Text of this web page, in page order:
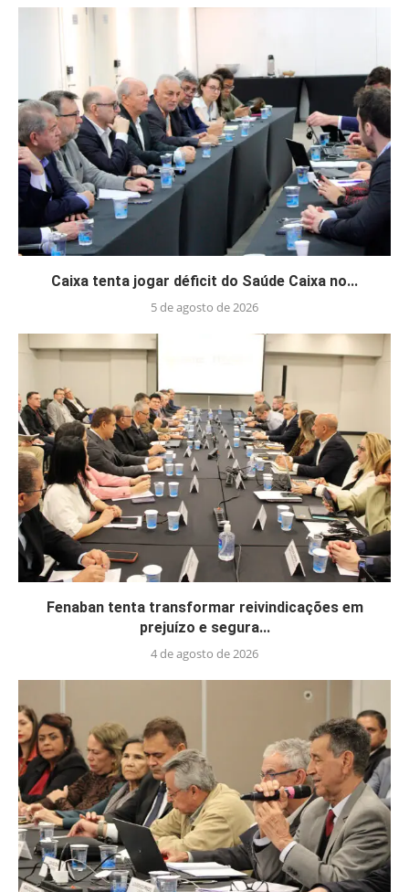
Caixa tenta jogar déficit do Saúde Caixa no...
5 de agosto de 2026
Fenaban tenta transformar reivindicações em
prejuízo e segura...
4 de agosto de 2026